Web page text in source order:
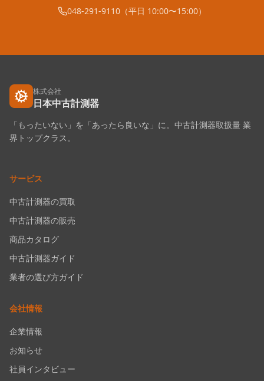
048-291-9110（平日 10:00〜15:00）
株式会社
日本中古計測器
「もったいない」を「あったら良いな」に。中古計測器取扱量 業
界トップクラス。
サービス
中古計測器の買取
中古計測器の販売
商品カタログ
中古計測器ガイド
業者の選び方ガイド
会社情報
企業情報
お知らせ
社員インタビュー